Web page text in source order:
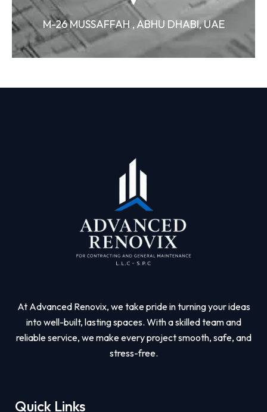
M-26 MUSSAFFAH , ABHU DHABI, UAE
At Advanced Renovix, we take pride in turning your ideas
into well-built, lasting spaces. With a skilled team and
reliable service, we make every project smooth, safe, and
stress-free.
Quick Links